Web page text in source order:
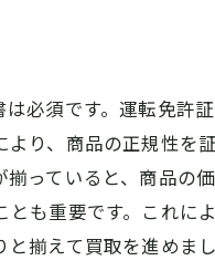
必須です。運転免許証
り、商品の正規性を
っていると、商品の
も重要です。これに
揃えて買取を進めまし